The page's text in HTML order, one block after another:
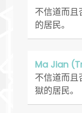
不信道而且
的居民。
Ma Jian
不信道而且
獄的居民。